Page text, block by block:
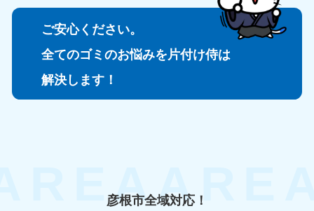
ご安心ください。
全てのゴミのお悩みを片付け侍は
解決します！
彦根市全域対応！